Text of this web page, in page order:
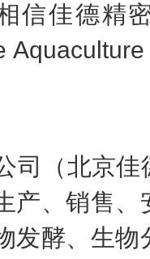
信佳德精
司（北京佳
产、销售、
发酵、生物